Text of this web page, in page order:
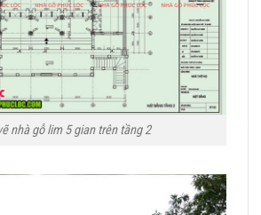
nhà gỗ lim 5 gian trên tầng 2